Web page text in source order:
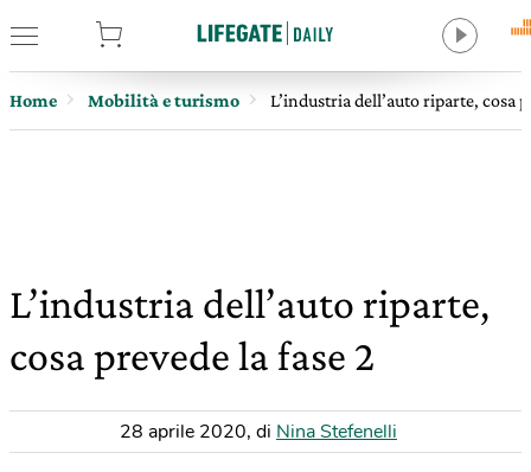
Home Mobilità e turismo L’industria dell’auto riparte, cosa
L’industria dell’auto riparte,
cosa prevede la fase 2
28 aprile 2020, di Nina Stefenelli